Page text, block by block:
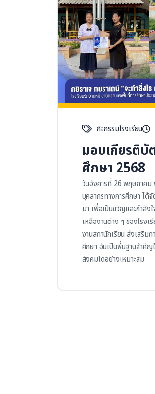
มอบเกียรติบั
ศึกษา 2568
กิจกรรมโรงเรียน
วันอังคารที่ 26 พฤษภาคม
บุคลากรทางการศึกษา ได้
มา เพื่อเป็นขวัญและกำลัง
เหลืองานต่าง ๆ ของโรง
งานสภานักเรียน ส่งเสริม
ศึกษา อันเป็นพื้นฐานสำคั
สังคมได้อย่างเหมาะสม